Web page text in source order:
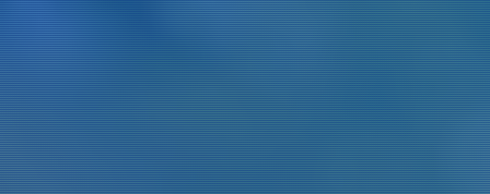
ISBN/ISSN
Tipe Koleksi
Lokasi